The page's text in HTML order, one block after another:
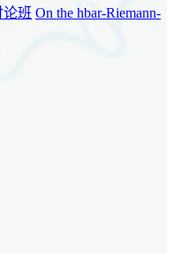
论班 On the hbar-Riemann-